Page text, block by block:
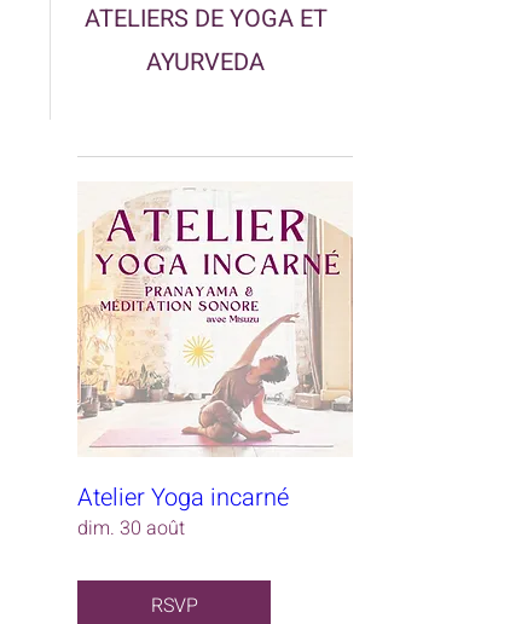
Atelier Yoga incarné
dim. 30 août
RSVP
ATELIERS DE YOGA ET
AYURVEDA